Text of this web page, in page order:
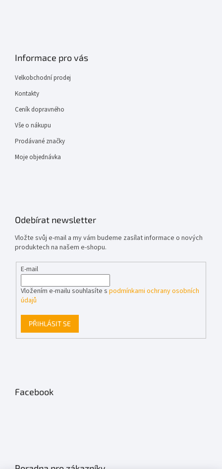
Informace pro vás
Velkobchodní prodej
Kontakty
Ceník dopravného
Vše o nákupu
Prodávané značky
Moje objednávka
Odebírat newsletter
Vložte svůj e-mail a my vám budeme zasílat informace o nových
produktech na našem e-shopu.
E-mail
Vložením e-mailu souhlasíte s podmínkami ochrany osobních
údajů
PŘIHLÁSIT SE
Facebook